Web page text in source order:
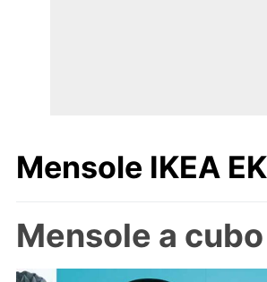
Mensole IKEA
Mensole a